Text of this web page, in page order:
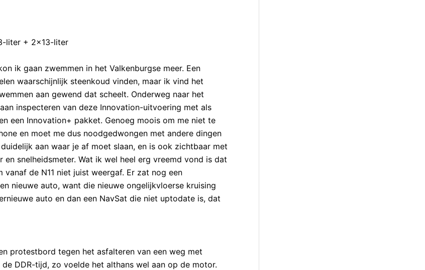
liter + 2×13-liter
ik gaan zwemmen in het Valkenburgse meer. Een
waarschijnlijk steenkoud vinden, maar ik vind het
aan gewend dat scheelt. Onderweg naar het
inspecteren van deze Innovation-uitvoering met als
een Innovation+ pakket. Genoeg moois om me niet te
en moet me dus noodgedwongen met andere dingen
aan waar je af moet slaan, en is ook zichtbaar met
snelheidsmeter. Wat ik wel heel erg vreemd vond is dat
de N11 niet juist weergaf. Er zat nog een
nieuwe auto, want die nieuwe ongelijkvloerse kruising
auto en dan een NavSat die niet uptodate is, dat
protestbord tegen het asfalteren van een weg met
DDR-tijd, zo voelde het althans wel aan op de motor.